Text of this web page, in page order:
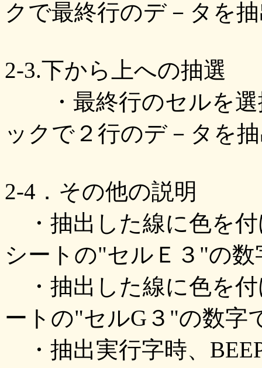
クで最終行のデ－タを
2-3.下から上への抽選
・最終行のセルを選
ックで２行のデ－タを
2-4．その他の説明
・抽出した線に色を
シートの"セルＥ３"の
・抽出した線に色を
ートの"セルG３"の数字
・抽出実行字時、